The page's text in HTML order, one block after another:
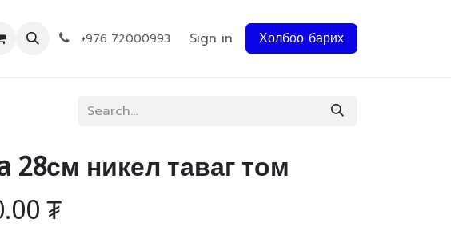
+976 72000993 Sign in Холбоо барих
28см никел таваг том
₮